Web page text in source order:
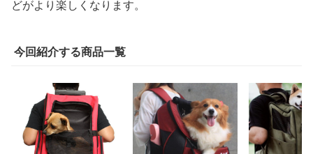
どがより楽しくなります。
今回紹介する商品一覧